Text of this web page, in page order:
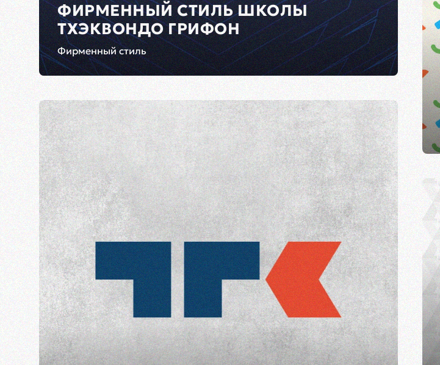
ФИРМЕННЫЙ СТИЛЬ ШКОЛЫ
ТХЭКВОНДО ГРИФОН
Фирменный стиль